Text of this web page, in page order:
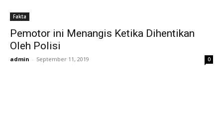
Fakta
Pemotor ini Menangis Ketika Dihentikan
Oleh Polisi
admin - September 11, 2019 0